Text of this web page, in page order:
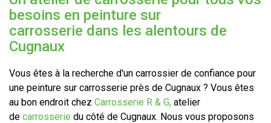
besoins en peinture sur
carrosserie dans les alentours de
Cugnaux
Vous êtes à la recherche d'un carrossier de confiance pour
une peinture sur carrosserie près de Cugnaux ? Vous êtes
au bon endroit chez Carrosserie R & G, atelier
de carrosserie du côté de Cugnaux. Nous vous proposons